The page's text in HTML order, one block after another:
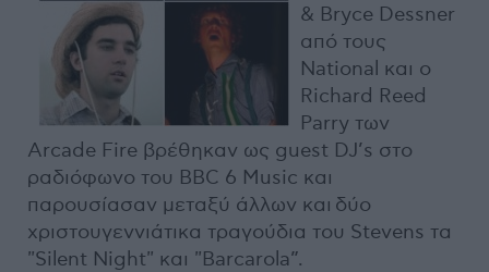
& Bryce Dessner
από τους
National και ο
Richard Reed
Parry των
Arcade Fire βρέθηκαν ως guest DJ’s στο
ραδιόφωνο του BBC 6 Music και
παρουσίασαν μεταξύ άλλων και δύο
χριστουγεννιάτικα τραγούδια του Stevens τα
"Silent Night" και "Barcarola”.